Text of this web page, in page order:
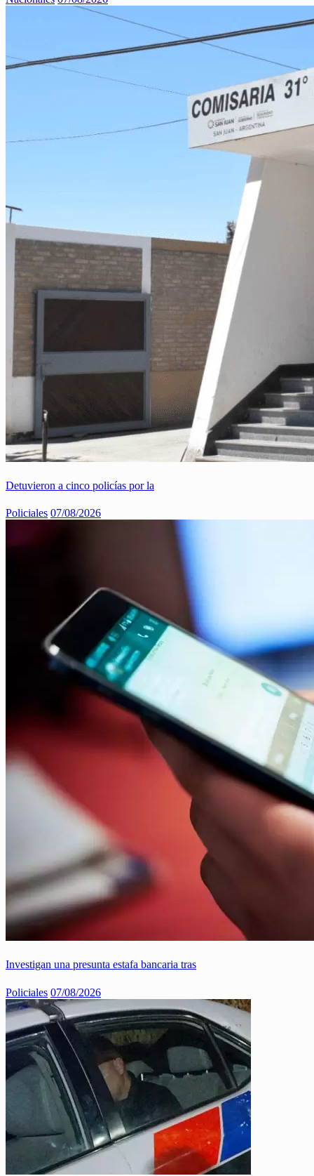
Detuvieron a cinco policías por la
Policiales 07/08/2026
Investigan una presunta estafa bancaria tras
Policiales 07/08/2026